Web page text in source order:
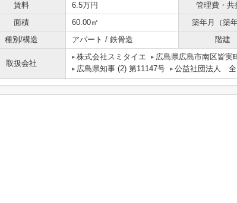
賃料 6.5万円
管理費・共
面積
60.00㎡
築年月（築
種別/構造
アパート / 鉄骨造 階建
取扱会社
株式会社スミタイエ
広島県広島市南区皆実
広島県知事 (2) 第11147号
公益社団法人 全